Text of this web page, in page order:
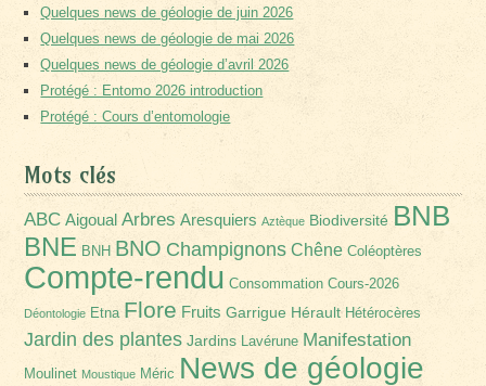
Quelques news de géologie de juin 2026
Quelques news de géologie de mai 2026
Quelques news de géologie d’avril 2026
Protégé : Entomo 2026 introduction
Protégé : Cours d’entomologie
Mots clés
ABC Aigoual Arbres Aresquiers Aztèque Biodiversité BNB
BNE BNH BNO Champignons Chêne Coléoptères
Compte-rendu Consommation Cours-2026
Déontologie Etna Flore Fruits Garrigue Hérault Hétérocères
Jardin des plantes Jardins Lavérune Manifestation
Moulinet Moustique Méric News de géologie